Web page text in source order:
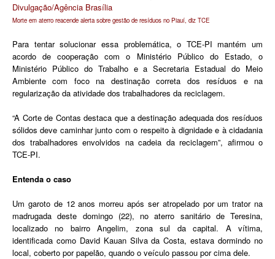
Divulgação/Agência Brasília
Morte em aterro reacende alerta sobre gestão de resíduos no Piauí, diz TCE
Para tentar solucionar essa problemática, o TCE-PI mantém um
acordo de cooperação com o Ministério Público do Estado, o
Ministério Público do Trabalho e a Secretaria Estadual do Meio
Ambiente com foco na destinação correta dos resíduos e na
regularização da atividade dos trabalhadores da reciclagem.
“A Corte de Contas destaca que a destinação adequada dos resíduos
sólidos deve caminhar junto com o respeito à dignidade e à cidadania
dos trabalhadores envolvidos na cadeia da reciclagem”, afirmou o
TCE-PI.
Entenda o caso
Um garoto de 12 anos morreu após ser atropelado por um trator na
madrugada deste domingo (22), no aterro sanitário de Teresina,
localizado no bairro Angelim, zona sul da capital. A vítima,
identificada como David Kauan Silva da Costa, estava dormindo no
local, coberto por papelão, quando o veículo passou por cima dele.